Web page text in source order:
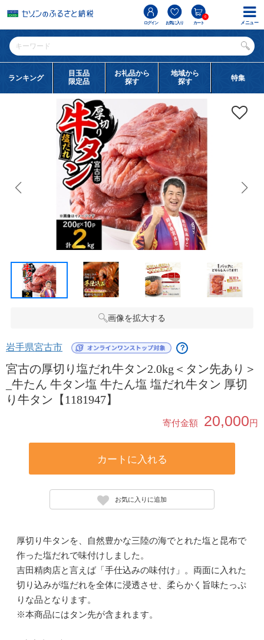
ログイン お気に入り カート
0
ランキング
目玉品
限定品
お礼品から
探す
地域から
探す
特集
画像を拡大する
岩手県宮古市 ？
宮古の厚切り塩だれ牛タン2.0kg＜タン先あり＞
_牛たん 牛タン塩 牛たん塩 塩だれ牛タン 厚切
り牛タン【1181947】
寄付金額 20,000円
カートに入れる
お気に入りに追加
厚切り牛タンを、自然豊かな三陸の海でとれた塩と昆布で
作った塩だれで味付けしました。
吉田精肉店と言えば「手仕込みの味付け」。両面に入れた
切り込みが塩だれを全体に浸透させ、柔らかく旨味たっぷ
りな品となります。
※本商品にはタン先が含まれます。
メニュー